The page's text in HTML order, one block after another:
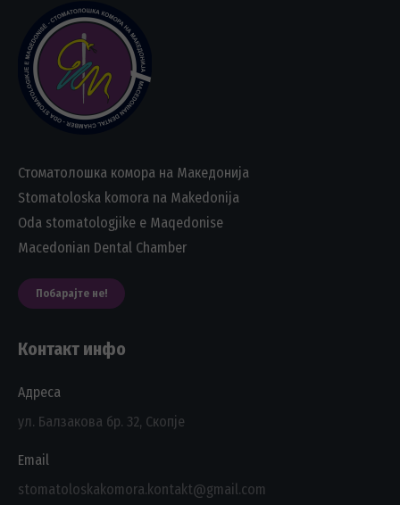
Стоматолошка комора на Македонија
Stomatoloska komora na Makedonija
Oda stomatologjike e Maqedonise
Macedonian Dental Chamber
Побарајте не!
Контакт инфо
Адреса
ул. Балзакова бр. 32, Скопје
Email
stomatoloskakomora.kontakt@gmail.com